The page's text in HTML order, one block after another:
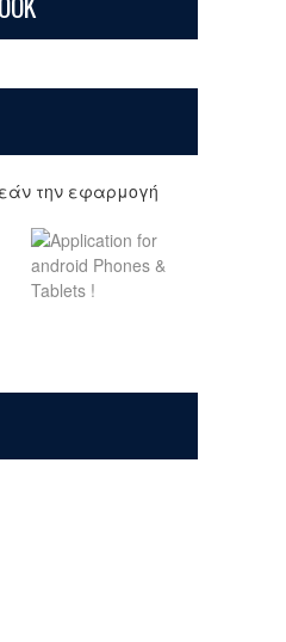
την εφαρμογή